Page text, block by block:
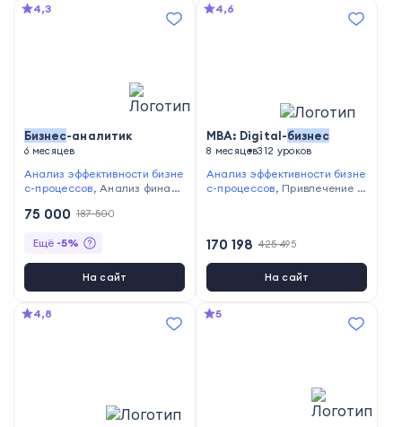
рограммирование на Python,
Пров
4,3
Бизнес-аналитик
6 месяцев
Анализ эффективности бизне
с-процессов,Анализ финанс
финансовой модели
становка целей и задач
75 000 187 500
Ещё -5%
На сайт
4,6
MBA: Digital-бизнес
8 месяцев312 уроков
Анализ эффективности бизне
с-процессов, Привлечение ф
и задач, Бюджетирование
ование и организация време
ни
170 198 425 495
На сайт
4,8 5